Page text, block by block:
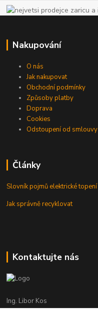
Nakupování
O nás
Jak nakupovat
Obchodní podmínky
Způsoby platby
Doprava
Cookies
Odstoupení od smlouvy
Články
Slovník pojmů elektrické topení
Jak správně recyklovat
Kontaktujte nás
Ing. Libor Kos
+420 601 555 225